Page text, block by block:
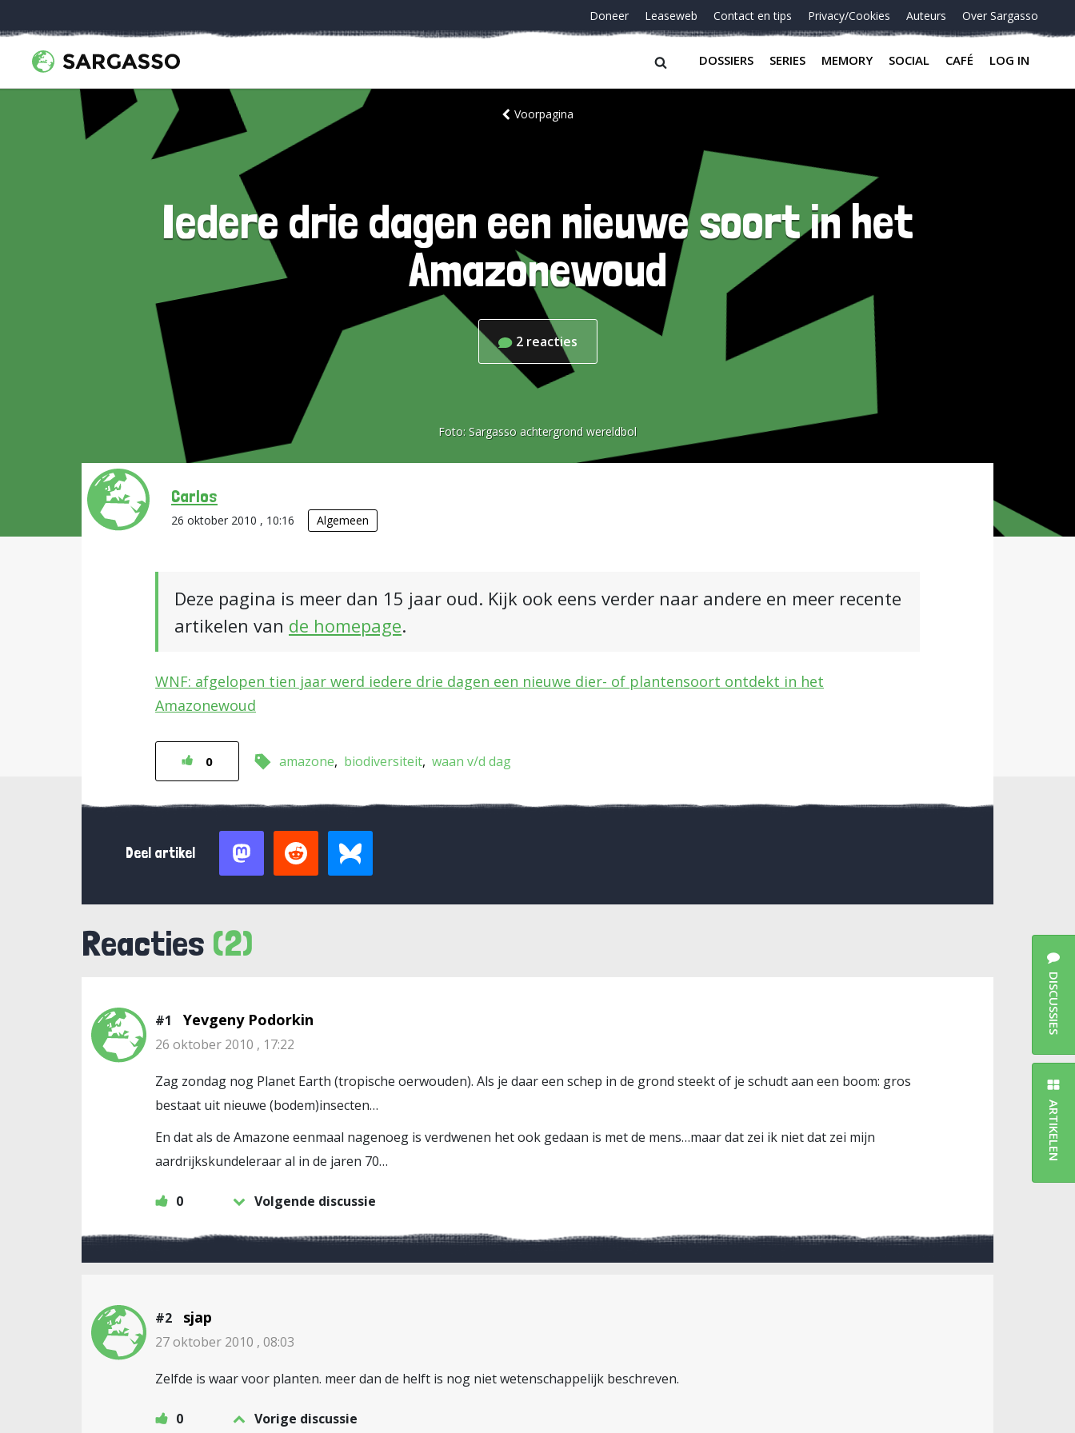
Doneer Leaseweb Contact en tips Privacy/Cookies Auteurs Over Sargasso
DOSSIERS SERIES MEMORY SOCIAL CAFÉ LOG IN
Voorpagina
Iedere drie dagen een nieuwe soort in het
Amazonewoud
2 reacties
Foto: Sargasso achtergrond wereldbol
Carlos
26 oktober 2010 , 10:16 Algemeen
Deze pagina is meer dan 15 jaar oud. Kijk ook eens verder naar andere en meer recente
artikelen van de homepage.
WNF: afgelopen tien jaar werd iedere drie dagen een nieuwe dier- of plantensoort ontdekt in het
Amazonewoud
0 amazone biodiversiteit waan v/d dag
Deel artikel
Reacties (2)
#1 Yevgeny Podorkin
26 oktober 2010 , 17:22
Zag zondag nog Planet Earth (tropische oerwouden). Als je daar een schep in de grond steekt of je schudt aan een boom: gros
bestaat uit nieuwe (bodem)insecten…
En dat als de Amazone eenmaal nagenoeg is verdwenen het ook gedaan is met de mens…maar dat zei ik niet dat zei mijn
aardrijkskundeleraar al in de jaren 70…
0 Volgende discussie
#2 sjap
27 oktober 2010 , 08:03
Zelfde is waar voor planten. meer dan de helft is nog niet wetenschappelijk beschreven.
0 Vorige discussie
DISCUSSIES
ARTIKELEN